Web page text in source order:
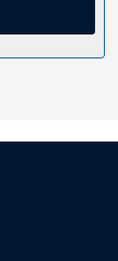
południa za